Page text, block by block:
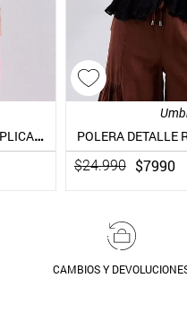
POLERA LOOK TEJDA CON APLICACIONES DE MACRAMÉ
$24.990 $7990
CAMBIOS Y